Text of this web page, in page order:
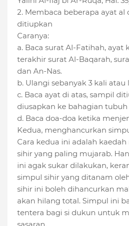
2. Membaca beberapa ayat
ditiupkan
Caranya:
a. Baca surat Al-Fatihah, ayat
terakhir surat Al-Baqarah,
dan An-Nas.
b. Ulangi sebanyak 3 kali atau
c. Baca ayat di atas, sampil
diusapkan ke bahagian tubuh
d. Baca doa-doa ketika
Kedua, menghancurkan
Cara kedua ini adalah
sihir yang paling mujarab.
ini agak sukar dilakukan,
simpul sihir yang ditanam
sihir ini boleh dihancurkan
akan hilang total. Simpul ini
tentera bagi si dukun untuk